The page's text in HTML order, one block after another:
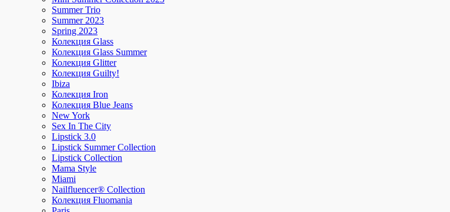
Summer Trio
Summer 2023
Spring 2023
Колекция Glass
Колекция Glass Summer
Колекция Glitter
Колекция Guilty!
Ibiza
Колекция Iron
Колекция Blue Jeans
New York
Sex In The City
Lipstick 3.0
Lipstick Summer Collection
Lipstick Collection
Mama Style
Miami
Nailfluencer® Collection
Колекция Fluomania